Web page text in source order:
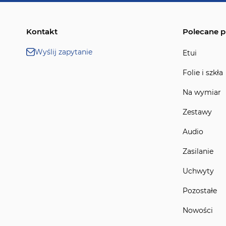
Kontakt
Wyślij zapytanie
Polecane
Etui
Folie i szkła
Na wymiar
Zestawy
Audio
Zasilanie
Uchwyty
Pozostałe
Nowości